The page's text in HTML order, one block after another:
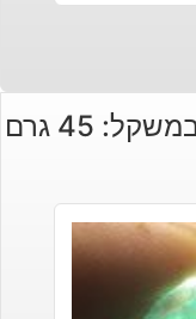
45 גרם